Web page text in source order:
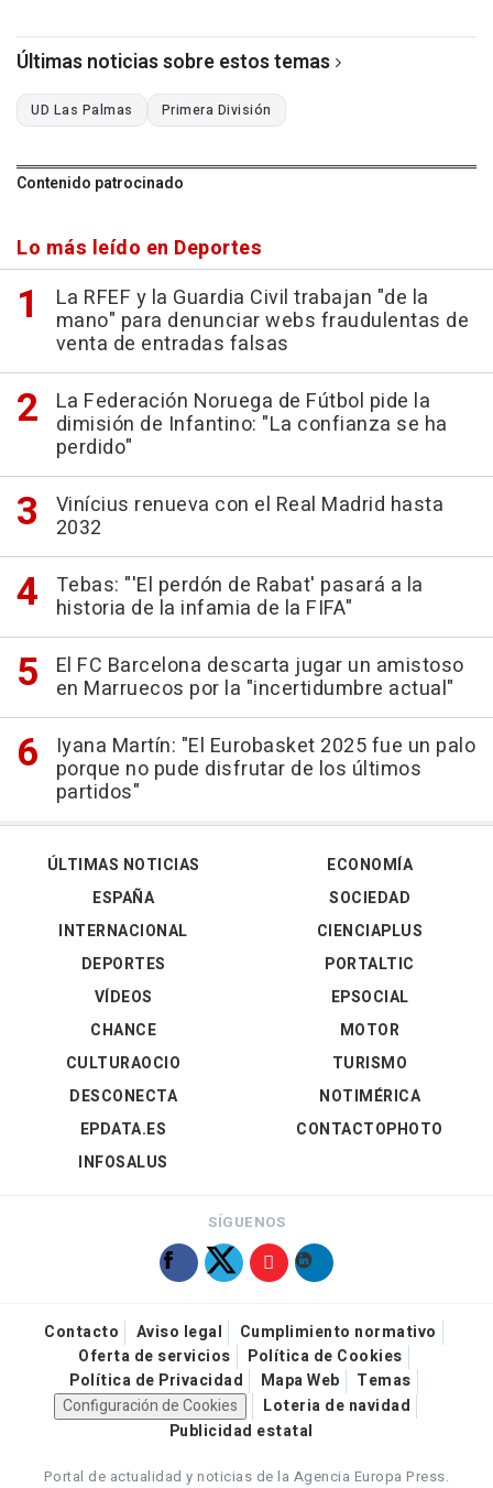
Últimas noticias sobre estos temas
UD Las Palmas Primera División
Contenido patrocinado
Lo más leído en Deportes
La RFEF y la Guardia Civil trabajan "de la
mano" para denunciar webs fraudulentas de
venta de entradas falsas
La Federación Noruega de Fútbol pide la
dimisión de Infantino: "La confianza se ha
perdido"
Vinícius renueva con el Real Madrid hasta
2032
Tebas: "'El perdón de Rabat' pasará a la
historia de la infamia de la FIFA"
El FC Barcelona descarta jugar un amistoso
en Marruecos por la "incertidumbre actual"
Iyana Martín: "El Eurobasket 2025 fue un palo
porque no pude disfrutar de los últimos
partidos"
ÚLTIMAS NOTICIAS
ESPAÑA
INTERNACIONAL
DEPORTES
VÍDEOS
ECONOMÍA
SOCIEDAD
CIENCIAPLUS
PORTALTIC
EPSOCIAL
CHANCE
CULTURAOCIO
DESCONECTA
EPDATA.ES
INFOSALUS
MOTOR
TURISMO
NOTIMÉRICA
CONTACTOPHOTO
SÍGUENOS
Contacto Aviso legal
Cumplimiento normativo
Oferta de servicios
Política de Cookies
Política de Privacidad
Mapa Web
Temas
Configuración de Cookies
Loteria de navidad
Publicidad estatal
Portal de actualidad y noticias de la Agencia Europa Press.